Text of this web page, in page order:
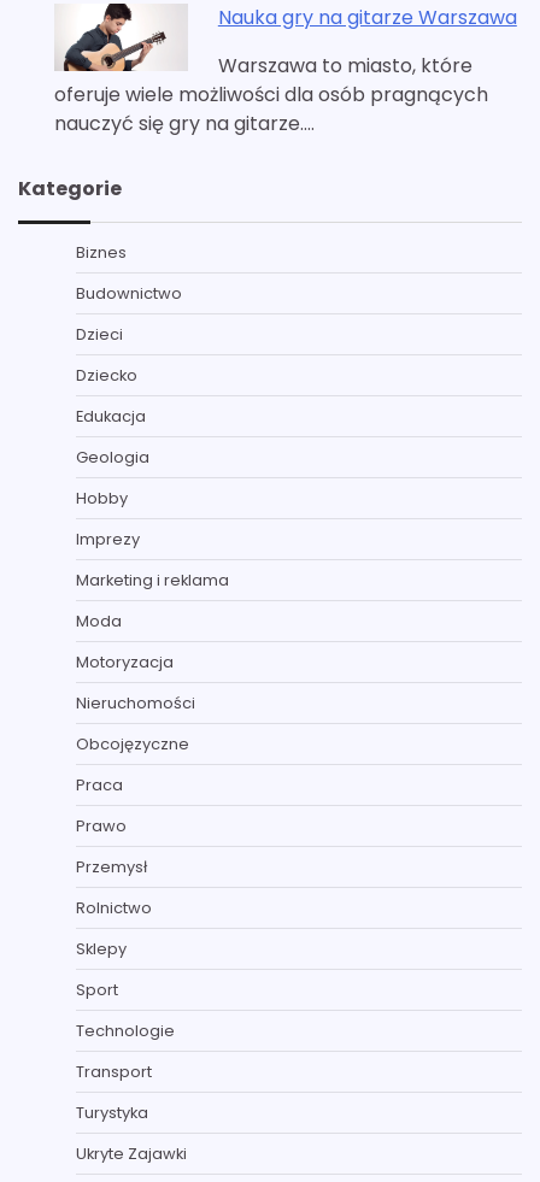
Nauka gry na gitarze Warszawa
Warszawa to miasto, które
oferuje wiele możliwości dla osób pragnących
nauczyć się gry na gitarze.…
Kategorie
Biznes
Budownictwo
Dzieci
Dziecko
Edukacja
Geologia
Hobby
Imprezy
Marketing i reklama
Moda
Motoryzacja
Nieruchomości
Obcojęzyczne
Praca
Prawo
Przemysł
Rolnictwo
Sklepy
Sport
Technologie
Transport
Turystyka
Ukryte Zajawki